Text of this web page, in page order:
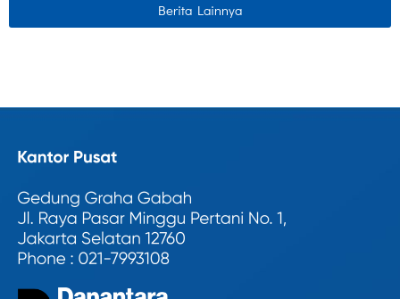
Berita Lainnya